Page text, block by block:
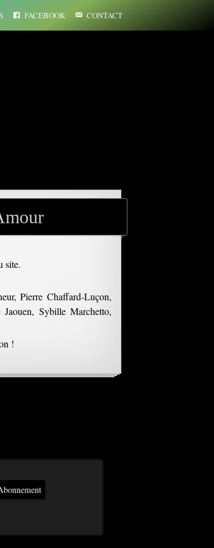
FACEBOOK CONTACT
site.
Pierre Chaffard-Luçon,
Sybille Marchetto,
!